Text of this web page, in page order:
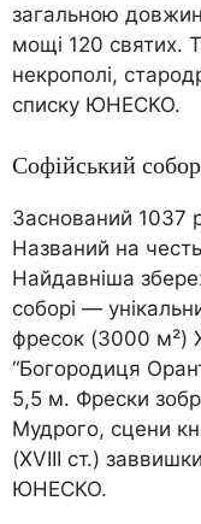
загальною
мощі 120 святих.
некрополі,
списку ЮНЕСКО.
Софійський
Заснований 1037
Названий на
Найдавніша
соборі —
фресок (3000 м²)
“Богородиця
5,5 м. Фрески
Мудрого, сцени
(XVIII ст.)
ЮНЕСКО.